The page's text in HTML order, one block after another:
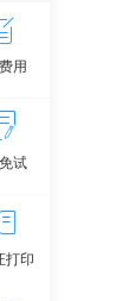
用
试
打印